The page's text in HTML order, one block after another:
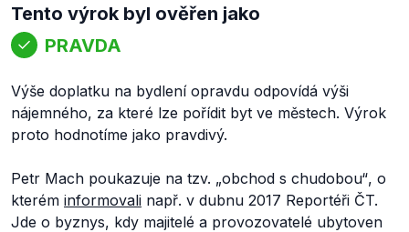
Tento výrok byl ověřen jako
PRAVDA
Výše doplatku na bydlení opravdu odpovídá výši
nájemného, za které lze pořídit byt ve městech. Výrok
proto hodnotíme jako pravdivý.
Petr Mach poukazuje na tzv. „obchod s chudobou“, o
kterém informovali např. v dubnu 2017 Reportéři ČT.
Jde o byznys, kdy majitelé a provozovatelé ubytoven